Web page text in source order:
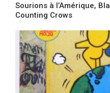
Sourions à l’Amérique,
Counting Crows